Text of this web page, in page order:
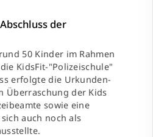
der
50 Kinder im Rahmen
KidsFit-"Polizeischule"
erfolgte die Urkunden-
Überraschung der Kids
sowie eine
auch noch als